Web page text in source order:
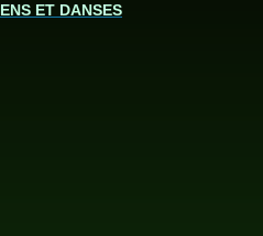
ET DANSES